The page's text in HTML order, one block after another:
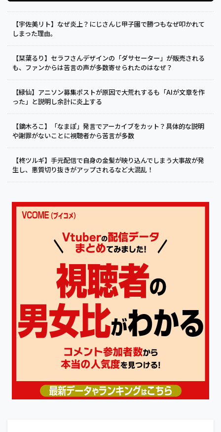
【宇佐美リト】なぜ炎上？にじさんじ甲子園で勝つもなぜ叩かれて
しまった理由。
【栞葉るり】セラフさんデザインの「ダサセーター」が販売される
も、ファンからは苦言の声が多数寄せられたのはなぜ？
【緑仙】アニソン募集ポストが原因で大荒れするも「AIが文章を作
った」と説明し余計に炎上する
【鏑木ろこ】「なまぽ」発言でアーカイブをカット？具体的な説明
や謝罪がないことに視聴者から苦言が多数
【柊ツルギ】手元配信で自身の金髪が映り込んでしまう大事故が発
生し、悪質切り抜きがアップされるなど大混乱！